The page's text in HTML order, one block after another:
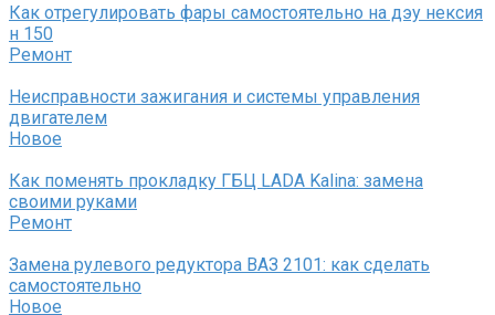
Как отрегулировать фары самостоятельно на дэу нексия
н 150
Ремонт
Неисправности зажигания и системы управления
двигателем
Новое
Как поменять прокладку ГБЦ LADA Kalina: замена
своими руками
Ремонт
Замена рулевого редуктора ВАЗ 2101: как сделать
самостоятельно
Новое